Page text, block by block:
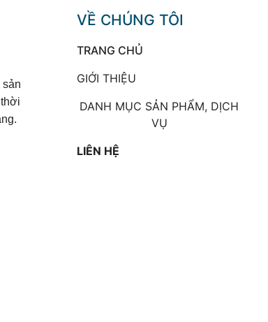
sản
VỀ CHÚNG TÔI
TRANG CHỦ
GIỚI THIỆU
DANH MỤC SẢN PHẨM, DỊCH
VỤ
LIÊN HỆ